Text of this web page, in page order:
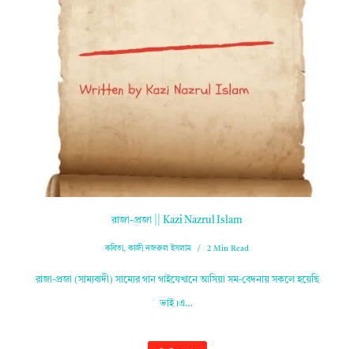
রাজা-প্রজা || Kazi Nazrul Islam
কবিতা,কাজী নজরুল ইসলাম 2 Min Read
রাজা-প্রজা (সাম্যবাদী) সাম্যের গান গাইযেখানে আসিয়া সম-বেদনায় সকলে হয়েছি
ভাই।এ…